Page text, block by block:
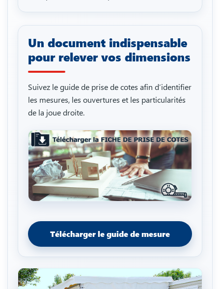
Un document indispensable
pour relever vos dimensions
Suivez le guide de prise de cotes afin d’identifier
les mesures, les ouvertures et les particularités
de la joue droite.
Télécharger le guide de mesure